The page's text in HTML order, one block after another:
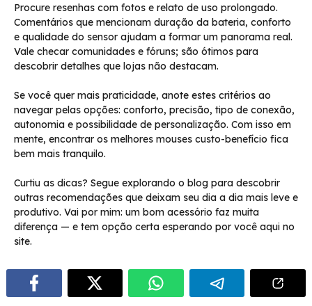
Procure resenhas com fotos e relato de uso prolongado.
Comentários que mencionam duração da bateria, conforto
e qualidade do sensor ajudam a formar um panorama real.
Vale checar comunidades e fóruns; são ótimos para
descobrir detalhes que lojas não destacam.
Se você quer mais praticidade, anote estes critérios ao
navegar pelas opções: conforto, precisão, tipo de conexão,
autonomia e possibilidade de personalização. Com isso em
mente, encontrar os melhores mouses custo-benefício fica
bem mais tranquilo.
Curtiu as dicas? Segue explorando o blog para descobrir
outras recomendações que deixam seu dia a dia mais leve e
produtivo. Vai por mim: um bom acessório faz muita
diferença — e tem opção certa esperando por você aqui no
site.